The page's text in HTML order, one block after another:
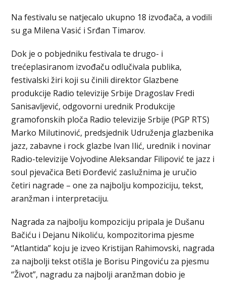
Na festivalu se natjecalo ukupno 18 izvođača, a vodili
su ga Milena Vasić i Srđan Timarov.
Dok je o pobjedniku festivala te drugo- i
trećeplasiranom izvođaču odlučivala publika,
festivalski žiri koji su činili direktor Glazbene
produkcije Radio televizije Srbije Dragoslav Fredi
Sanisavljević, odgovorni urednik Produkcije
gramofonskih ploča Radio televizije Srbije (PGP RTS)
Marko Milutinović, predsjednik Udruženja glazbenika
jazz, zabavne i rock glazbe Ivan Ilić, urednik i novinar
Radio-televizije Vojvodine Aleksandar Filipović te jazz i
soul pjevačica Beti Đorđević zaslužnima je uručio
četiri nagrade – one za najbolju kompoziciju, tekst,
aranžman i interpretaciju.
Nagrada za najbolju kompoziciju pripala je Dušanu
Bačiću i Dejanu Nikoliću, kompozitorima pjesme
“Atlantida” koju je izveo Kristijan Rahimovski, nagrada
za najbolji tekst otišla je Borisu Pingoviću za pjesmu
“Život”, nagradu za najbolji aranžman dobio je